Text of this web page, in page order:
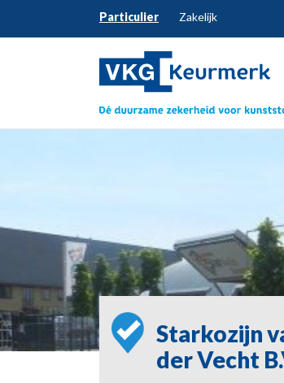
Particulier Zakelijk
Starkozijn
der Vecht